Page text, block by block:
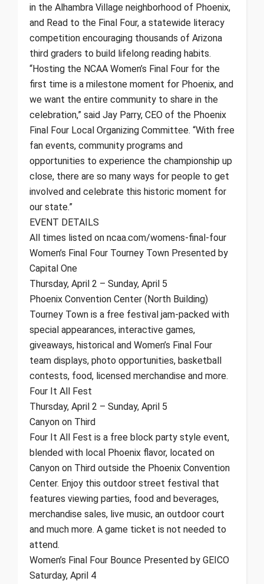
in the Alhambra Village neighborhood of Phoenix,
and Read to the Final Four, a statewide literacy
competition encouraging thousands of Arizona
third graders to build lifelong reading habits.
“Hosting the NCAA Women’s Final Four for the
first time is a milestone moment for Phoenix, and
we want the entire community to share in the
celebration,” said Jay Parry, CEO of the Phoenix
Final Four Local Organizing Committee. “With free
fan events, community programs and
opportunities to experience the championship up
close, there are so many ways for people to get
involved and celebrate this historic moment for
our state.”
EVENT DETAILS
All times listed on ncaa.com/womens-final-four
Women’s Final Four Tourney Town Presented by
Capital One
Thursday, April 2 – Sunday, April 5
Phoenix Convention Center (North Building)
Tourney Town is a free festival jam-packed with
special appearances, interactive games,
giveaways, historical and Women’s Final Four
team displays, photo opportunities, basketball
contests, food, licensed merchandise and more.
Four It All Fest
Thursday, April 2 – Sunday, April 5
Canyon on Third
Four It All Fest is a free block party style event,
blended with local Phoenix flavor, located on
Canyon on Third outside the Phoenix Convention
Center. Enjoy this outdoor street festival that
features viewing parties, food and beverages,
merchandise sales, live music, an outdoor court
and much more. A game ticket is not needed to
attend.
Women’s Final Four Bounce Presented by GEICO
Saturday, April 4